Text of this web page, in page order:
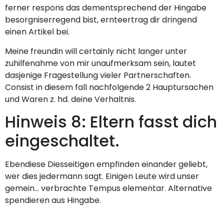
ferner respons das dementsprechend der Hingabe
besorgniserregend bist, ernteertrag dir dringend
einen Artikel bei.
Meine freundin will certainly nicht langer unter
zuhilfenahme von mir unaufmerksam sein, lautet
dasjenige Fragestellung vieler Partnerschaften.
Consist in diesem fall nachfolgende 2 Hauptursachen
und Waren z. hd. deine Verhaltnis.
Hinweis 8: Eltern fasst dich
eingeschaltet.
Ebendiese Diesseitigen empfinden einander geliebt,
wer dies jedermann sagt. Einigen Leute wird unser
gemein… verbrachte Tempus elementar. Alternative
spendieren aus Hingabe.